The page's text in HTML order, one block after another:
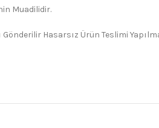
Muadilidir.
Gönderilir Hasarsız Ürün Teslimi